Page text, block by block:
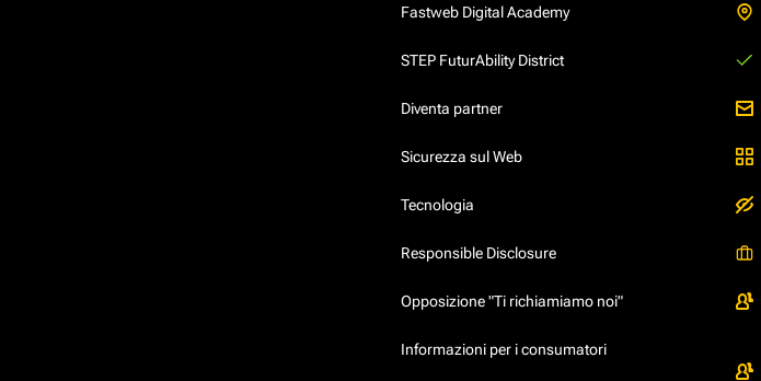
Fastweb Digital Academy
STEP FuturAbility District
Diventa partner
Sicurezza sul Web
Tecnologia
Responsible Disclosure
Opposizione "Ti richiamiamo noi"
Informazioni per i consumatori